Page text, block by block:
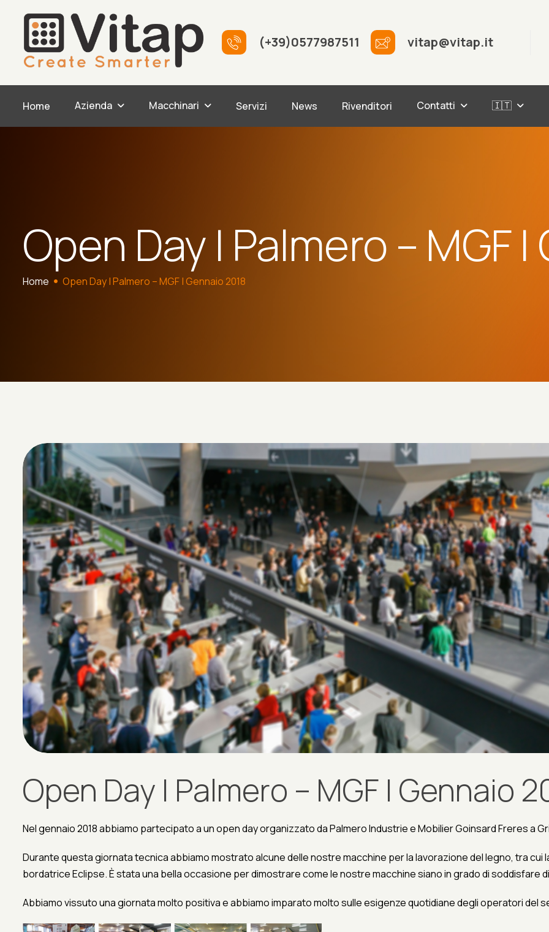
(+39)0577987511 vitap@vitap.it
Home Azienda Macchinari Servizi News Rivenditori Contatti 🇮🇹
Open Day | Palmero – MGF
Home Open Day | Palmero – MGF | Gennaio 2018
Open Day | Palmero – MGF | Gennaio
Nel gennaio 2018 abbiamo partecipato a un open day organizzato da Palmero Industrie e Mobilier Goinsard Freres a
Durante questa giornata tecnica abbiamo mostrato alcune delle nostre macchine per la lavorazione del legno, tra cui
bordatrice Eclipse. È stata una bella occasione per dimostrare come le nostre macchine siano in grado di
Abbiamo vissuto una giornata molto positiva e abbiamo imparato molto sulle esigenze quotidiane degli operatori del